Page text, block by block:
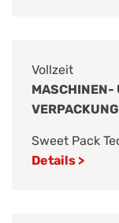
Vollzeit
MASCHINEN-
VERPACKUNG
Sweet Pack
Details >